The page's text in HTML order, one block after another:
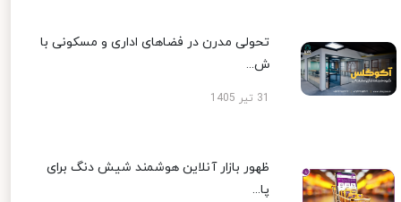
تحولی مدرن در فضاهای اداری و مسکونی با
ش...
ظهور بازار آنلاین هوشمند شیش دنگ برای
پا...